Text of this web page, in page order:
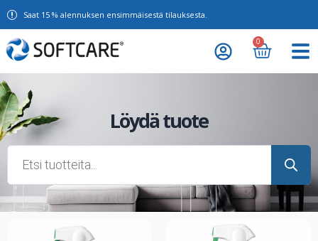
Saat 15 % alennuksen ensimmäisestä tilauksesta.
0
Löydä tuote